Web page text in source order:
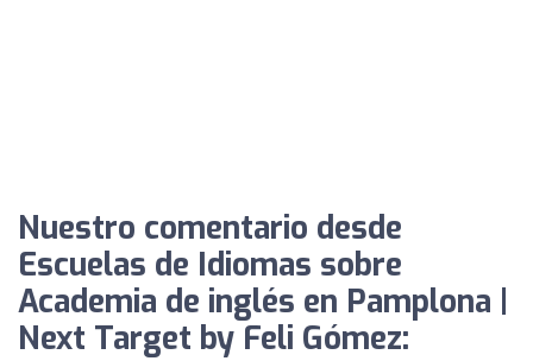
Nuestro comentario desde
Escuelas de Idiomas sobre
Academia de inglés en Pamplona |
Next Target by Feli Gómez: